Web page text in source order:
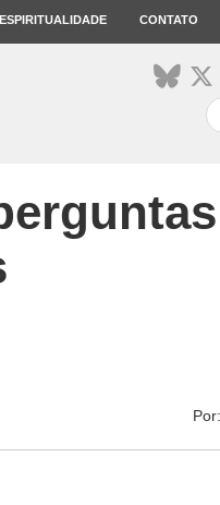
ESPIRITUALIDADE CONTATO
Por: